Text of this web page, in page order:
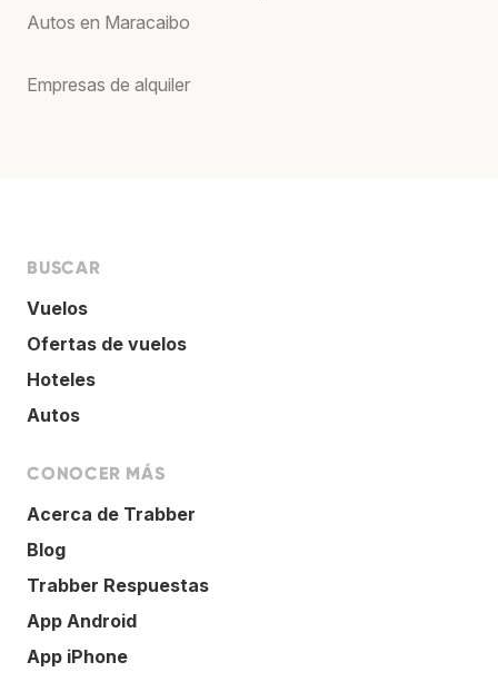
Autos en Maracaibo
Empresas de alquiler
BUSCAR
Vuelos
Ofertas de vuelos
Hoteles
Autos
CONOCER MÁS
Acerca de Trabber
Blog
Trabber Respuestas
App Android
App iPhone